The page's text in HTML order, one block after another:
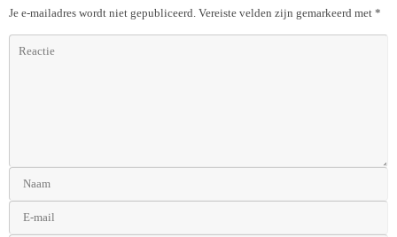
Je e-mailadres wordt niet gepubliceerd. Vereiste velden zijn gemarkeerd met *